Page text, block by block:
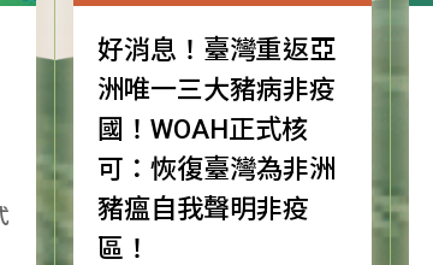
好消息！臺灣重返亞
洲唯一三大豬病非疫
國！WOAH正式核
可：恢復臺灣為非洲
豬瘟自我聲明非疫
區！